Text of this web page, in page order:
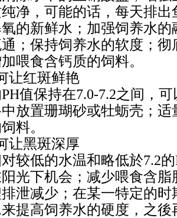
净，可能的话，每天排出
的新鲜水；加强饲养水
；保持饲养水的软度；彻
喂食含钙质的饲料。
红斑鲜艳
保持在7.0-7.2之间，可
放置珊瑚砂或牡蛎壳；适
料。
黑斑深厚
低的水温和略低於7.2的
光下机会；减少喂食含
泄减少；在某一特定的时
提高饲养水的硬度，之後